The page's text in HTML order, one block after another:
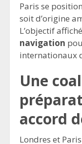
Paris se
soit d’origine
L’objectif
navigation
internationaux
Une
accord
Londres et